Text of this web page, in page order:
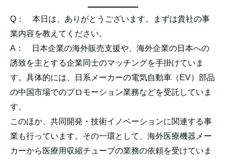
Q： 本日は、ありがとうございます。まずは貴社の事
業内容を教えてください。
A：
日本企業の海外販売支援や、海外企業の日本への
誘致を主とする企業同士のマッチングを手掛けていま
す。具体的には、日系メーカーの電気自動車（EV）部品
の中国市場でのプロモーション業務などを受託していま
す。
このほか、共同開発・技術イノベーションに関連する事
業も行っています。その一環として、海外医療機器メー
カーから医療用収縮チューブの業務の依頼を受けていま